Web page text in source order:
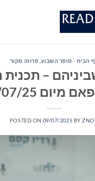
הבית - סופר השבוע פרוזה מקור
– תכנית
POSTED ON 09/07/2025 BY